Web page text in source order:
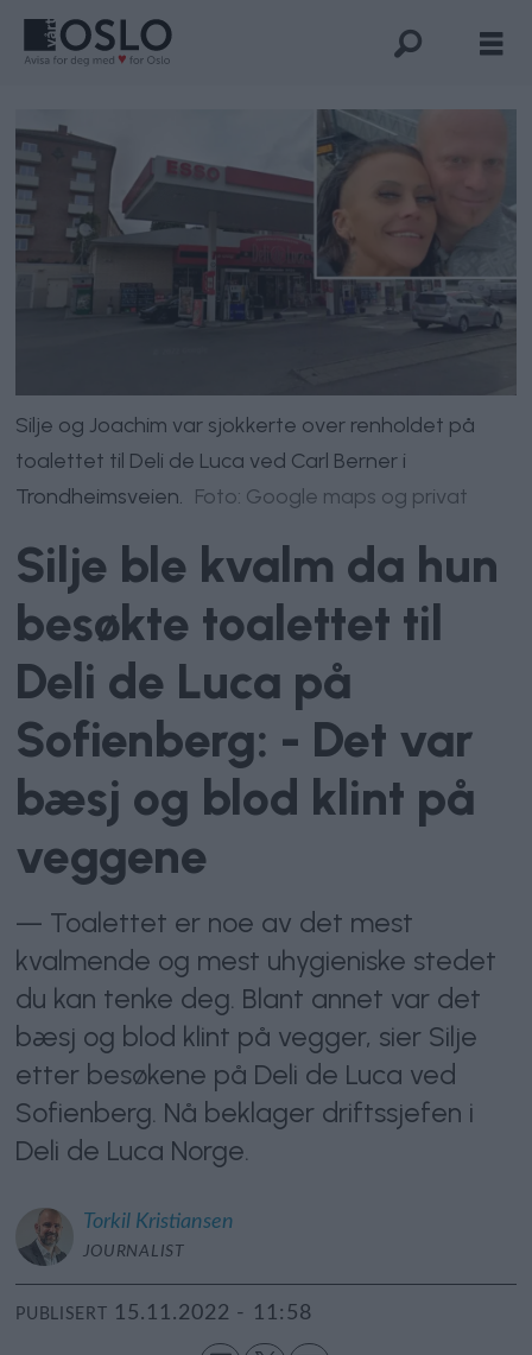
Silje og Joachim var sjokkerte over renholdet på
toalettet til Deli de Luca ved Carl Berner i
Trondheimsveien.
Foto: Google maps og privat
Silje ble kvalm da hun
besøkte toalettet til
Deli de Luca på
Sofienberg: - Det var
bæsj og blod klint på
veggene
— Toalettet er noe av det mest
kvalmende og mest uhygieniske stedet
du kan tenke deg. Blant annet var det
bæsj og blod klint på vegger, sier Silje
etter besøkene på Deli de Luca ved
Sofienberg. Nå beklager driftssjefen i
Deli de Luca Norge.
Torkil Kristiansen
JOURNALIST
PUBLISERT 15.11.2022 - 11:58